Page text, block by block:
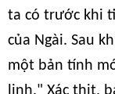
ta có trước khi
của Ngài. Sau
một bản tính